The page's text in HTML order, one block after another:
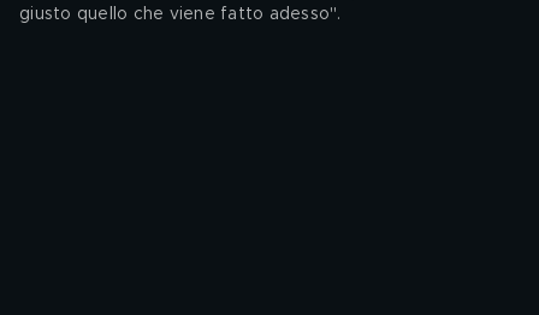
giusto quello che viene fatto adesso".